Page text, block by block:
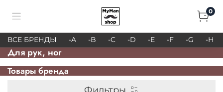
0
ВСЕ БРЕНДЫ -A -B -C -D -E -F -G -H
Для рук, ног
Товары брендa
Фильтры